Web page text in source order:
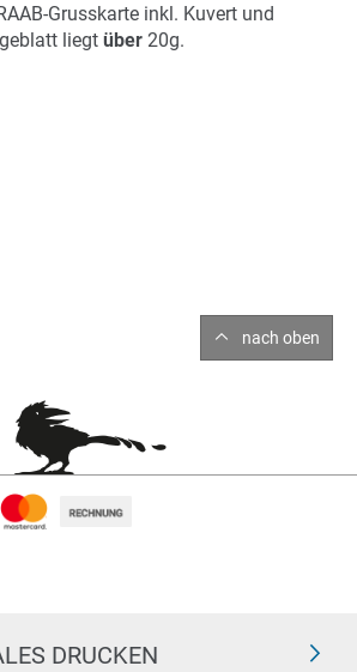
Grusskarte inkl. Kuvert und
liegt über 20g.
nach oben
DRUCKEN